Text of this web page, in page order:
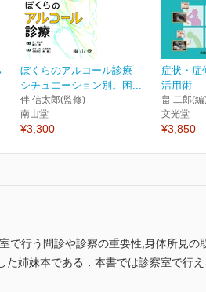
ぼくらのアルコール診療
シチュエーション別。困...
伴 信太郎(監修)
南山堂
¥3,300
症状・症
活用術
畠 二郎(
文光堂
¥3,850
で行う問診や診察の重要性,身体所見
姉妹本である．本書では診察室で行